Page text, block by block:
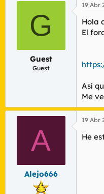
G
Guest
Guest
19 Abr
Hola
El
Así
Me
A
Alejo666
19 Abr
He